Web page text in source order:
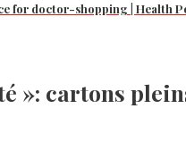
for doctor-shopping | Health
»: cartons